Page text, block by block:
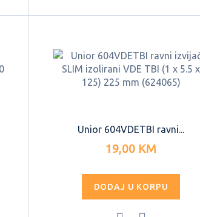
Unior 604VDETBI ravni...
19,00 KM
DODAJ U KORPU